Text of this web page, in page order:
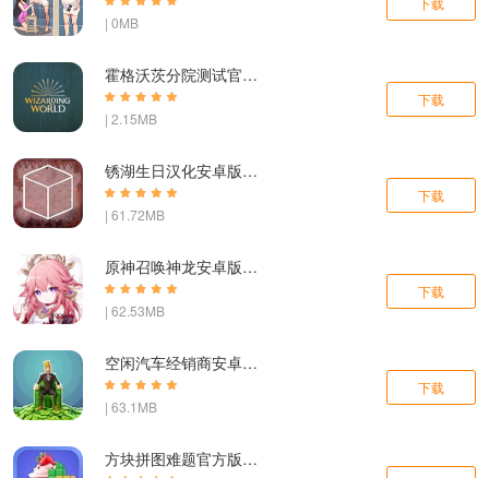
| 0MB
霍格沃茨分院测试官网中文版免费下载
| 2.15MB
下载
锈湖生日汉化安卓版下载
| 61.72MB
下载
原神召唤神龙安卓版下载
| 62.53MB
下载
空闲汽车经销商安卓版下载
| 63.1MB
下载
方块拼图难题官方版下载